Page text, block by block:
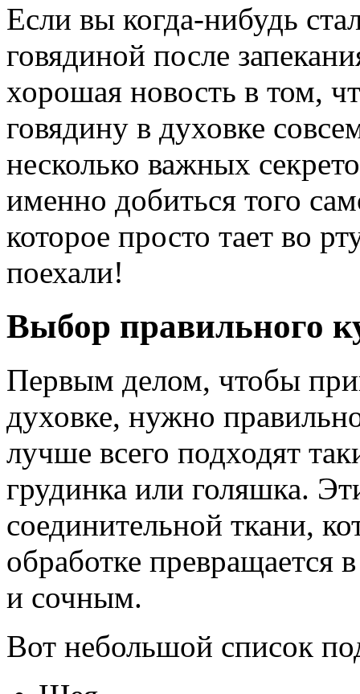
Если вы когда-нибудь
говядиной после
хорошая новость в том,
говядину в духовке
несколько важных
именно добиться того
которое просто тает во
поехали!
Выбор правильного
Первым делом, чтобы
духовке, нужно
лучше всего подходят
грудинка или голяшка.
соединительной ткани,
обработке превращается
и сочным.
Вот небольшой список